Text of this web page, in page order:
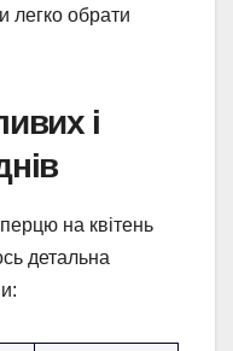
легко обрати
і
на квітень
детальна